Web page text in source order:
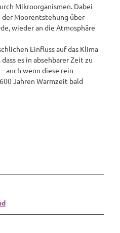
Mikroorganismen. Dabei
Moorentstehung über
wieder an die Atmosphäre
Einfluss auf das Klima
es in absehbarer Zeit zu
auch wenn diese rein
Jahren Warmzeit bald